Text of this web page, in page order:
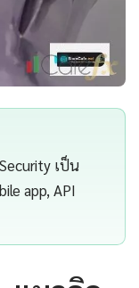
เป็น
app, API